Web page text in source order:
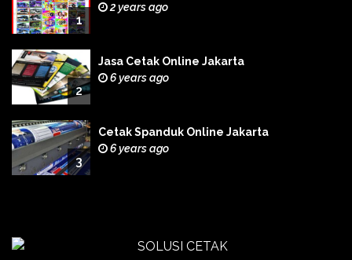
1
2 years ago
2
Jasa Cetak Online Jakarta
6 years ago
3
Cetak Spanduk Online Jakarta
6 years ago